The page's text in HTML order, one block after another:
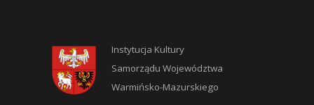
Instytucja Kultury
Samorządu Województwa
Warmińsko-Mazurskiego